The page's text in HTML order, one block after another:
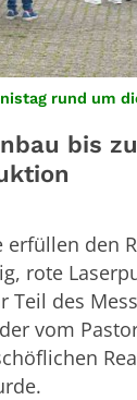
rund um
bis
erfüllen den
rote
Teil des
vom